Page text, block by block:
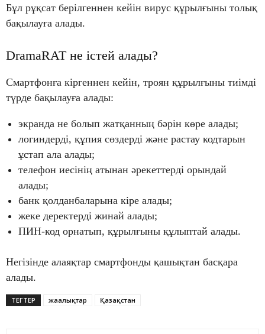
Бұл рұқсат берілгеннен кейін вирус құрылғыны толық
бақылауға алады.
DramaRAT не істей алады?
Смартфонға кіргеннен кейін, троян құрылғыны тиімді
түрде бақылауға алады:
экранда не болып жатқанның бәрін көре алады;
логиндерді, құпия сөздерді және растау кодтарын
ұстап ала алады;
телефон иесінің атынан әрекеттерді орындай
алады;
банк қолданбаларына кіре алады;
жеке деректерді жинай алады;
ПИН-код орнатып, құрылғыны құлыптай алады.
Негізінде алаяқтар смартфонды қашықтан басқара
алады.
ТЕГТЕР жаңалықтар Қазақстан